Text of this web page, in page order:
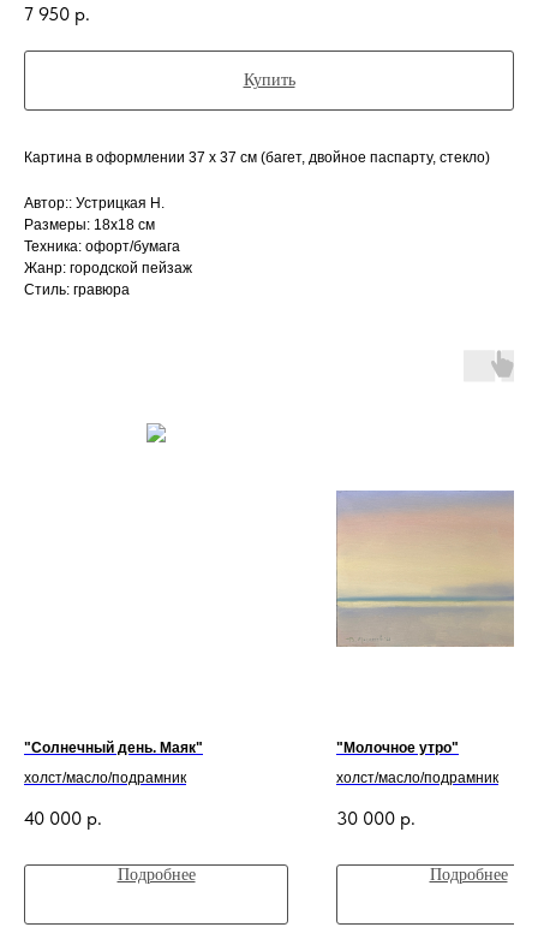
7 950 р.
Купить
Картина в оформлении 37 х 37 см (багет, двойное паспарту, стекло)
Автор:: Устрицкая Н.
Размеры: 18x18 см
Техника: офорт/бумага
Жанр: городской пейзаж
Стиль: гравюра
"Солнечный день. Маяк"
холст/масло/подрамник
40 000 р.
Подробнее
"Молочное утро"
холст/масло/подрамник
30 000 р.
Подробнее